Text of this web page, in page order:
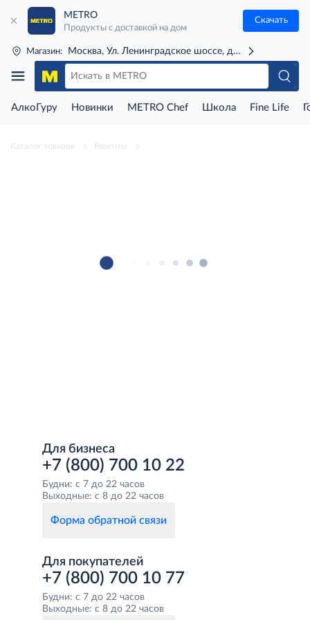
METRO
Продукты с доставкой на дом
Скачать
Магазин: Москва, Ул. Ленинградское шоссе, д. 71Г (м. Речной
АлкоГуру Новинки METRO Chef Школа Fine Life
Каталог товаров Рецепты
Для бизнеса
+7 (800) 700 10 22
Будни: с 7 до 22 часов
Выходные: с 8 до 22 часов
Форма обратной связи
Для покупателей
+7 (800) 700 10 77
Будни: с 7 до 22 часов
Выходные: с 8 до 22 часов